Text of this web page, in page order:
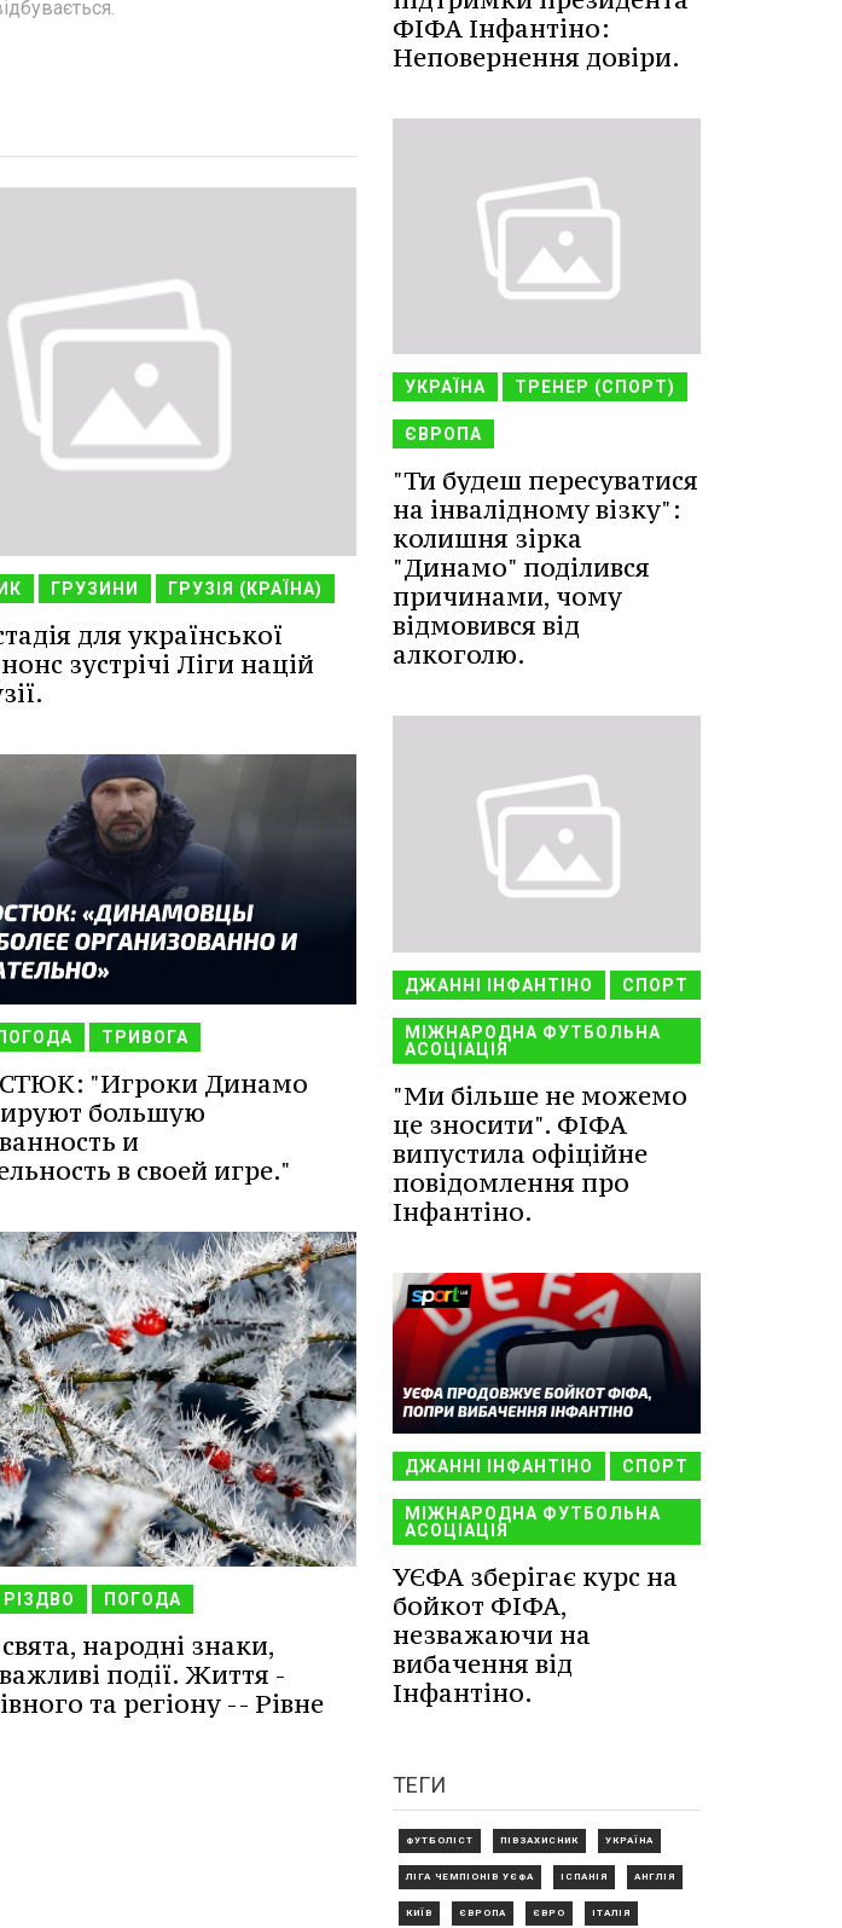
ГРУЗИНИ ГРУЗІЯ (КРАЇНА)
для української
зустрічі Ліги націй
ПОГОДА ТРИВОГА
"Игроки Динамо
большую
и
в своей игре."
РІЗДВО ПОГОДА
народні знаки,
події. Життя -
та регіону -- Рівне
ФІФА Інфантіно:
Неповернення довіри.
УКРАЇНА ТРЕНЕР (СПОРТ)
ЄВРОПА
"Ти будеш пересуватися
на інвалідному візку":
колишня зірка
"Динамо" поділився
причинами, чому
відмовився від
алкоголю.
ДЖАННІ ІНФАНТІНО СПОРТ
МІЖНАРОДНА ФУТБОЛЬНА
АСОЦІАЦІЯ
"Ми більше не можемо
це зносити". ФІФА
випустила офіційне
повідомлення про
Інфантіно.
ДЖАННІ ІНФАНТІНО СПОРТ
МІЖНАРОДНА ФУТБОЛЬНА
АСОЦІАЦІЯ
УЄФА зберігає курс на
бойкот ФІФА,
незважаючи на
вибачення від
Інфантіно.
ТЕГИ
ФУТБОЛІСТ ПІВЗАХИСНИК УКРАЇНА
ЛІГА ЧЕМПІОНІВ УЄФА ІСПАНІЯ АНГЛІЯ
КИЇВ ЄВРОПА ЄВРО ІТАЛІЯ